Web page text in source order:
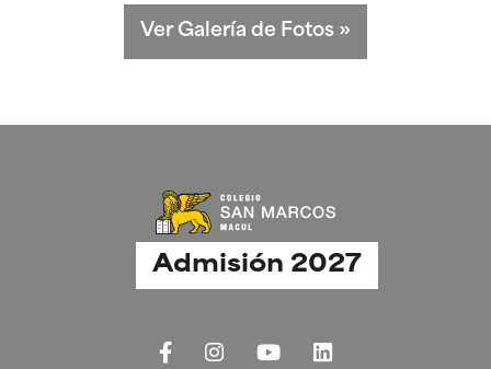
Ver Galería de Fotos »
Admisión 2027